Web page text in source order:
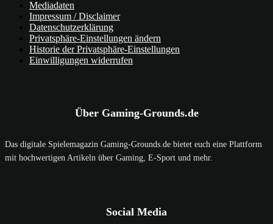
Mediadaten
Impressum / Disclaimer
Datenschutzerklärung
Privatsphäre-Einstellungen ändern
Historie der Privatsphäre-Einstellungen
Einwilligungen widerrufen
Über Gaming-Grounds.de
Das digitale Spielemagazin Gaming-Grounds.de bietet euch eine Plattform
mit hochwertigen Artikeln über Gaming, E-Sport und mehr.
Social Media